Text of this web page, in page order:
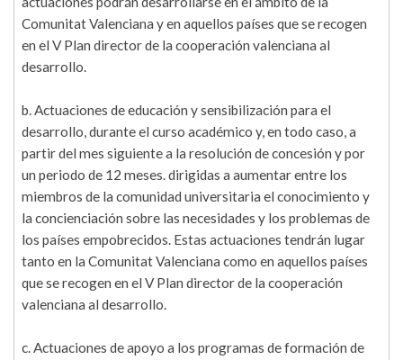
Comunitat Valenciana y en aquellos países que se recogen
en el V Plan director de la cooperación valenciana al
desarrollo.
b. Actuaciones de educación y sensibilización para el
desarrollo, durante el curso académico y, en todo caso, a
partir del mes siguiente a la resolución de concesión y por
un periodo de 12 meses. dirigidas a aumentar entre los
miembros de la comunidad universitaria el conocimiento y
la concienciación sobre las necesidades y los problemas de
los países empobrecidos. Estas actuaciones tendrán lugar
tanto en la Comunitat Valenciana como en aquellos países
que se recogen en el V Plan director de la cooperación
valenciana al desarrollo.
c. Actuaciones de apoyo a los programas de formación de